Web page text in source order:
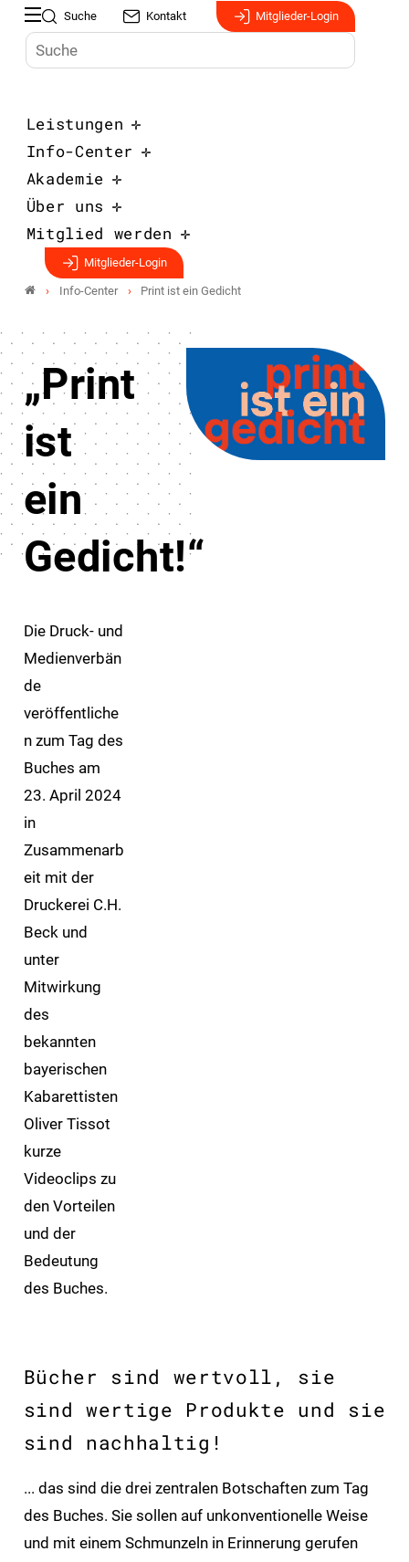
Suche Kontakt Mitglieder-Login
Leistungen
Info-Center
Akademie
Über uns
Mitglied werden
Mitglieder-Login
Info-Center Print ist ein Gedicht
„Print
ist
ein
Gedicht!“
Die Druck- und
Medienverbän
de
veröffentliche
n zum Tag des
Buches am
23. April 2024
in
Zusammenarb
eit mit der
Druckerei C.H.
Beck und
unter
Mitwirkung
des
bekannten
bayerischen
Kabarettisten
Oliver Tissot
kurze
Videoclips zu
den Vorteilen
und der
Bedeutung
des Buches.
Bücher sind wertvoll, sie
sind wertige Produkte und sie
sind nachhaltig!
... das sind die drei zentralen Botschaften zum Tag
des Buches. Sie sollen auf unkonventionelle Weise
und mit einem Schmunzeln in Erinnerung gerufen